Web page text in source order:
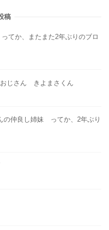
稿
てか、またまた2年ぶりのブロ
おじさん きよまさくん
の仲良し姉妹 ってか、2年ぶり